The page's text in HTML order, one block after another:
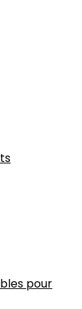
pour